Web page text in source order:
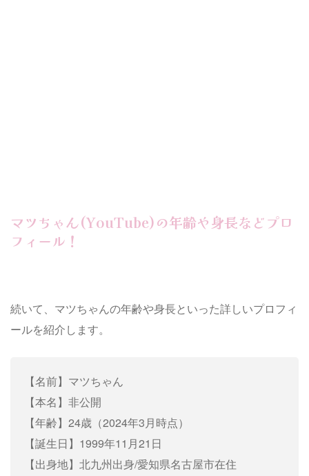
マツちゃん(YouTube)の年齢や身長などプロ
フィール！
続いて、マツちゃんの年齢や身長といった詳しいプロフィ
ールを紹介します。
【名前】マツちゃん
【本名】非公開
【年齢】24歳（2024年3月時点）
【誕生日】1999年11月21日
【出身地】北九州出身/愛知県名古屋市在住